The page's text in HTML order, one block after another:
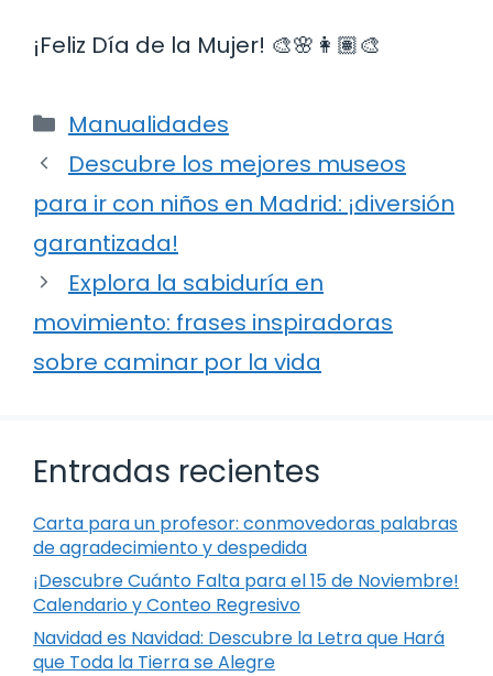
¡Feliz Día de la Mujer! 🎨🌸👩🏽‍🎨
Categorías
Manualidades
Descubre los mejores museos
para ir con niños en Madrid: ¡diversión
garantizada!
Explora la sabiduría en
movimiento: frases inspiradoras
sobre caminar por la vida
Entradas recientes
Carta para un profesor: conmovedoras palabras
de agradecimiento y despedida
¡Descubre Cuánto Falta para el 15 de Noviembre!
Calendario y Conteo Regresivo
Navidad es Navidad: Descubre la Letra que Hará
que Toda la Tierra se Alegre